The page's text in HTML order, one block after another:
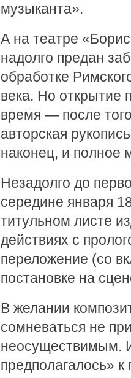
музыканта».
А на театре
надолго предан
обработке
века. Но открытие
время — после
авторская
наконец, и полное
Незадолго до
середине января
титульном листе
действиях с
переложение (со
постановке на
В желании
сомневаться не
неосуществимым.
предполагалось»